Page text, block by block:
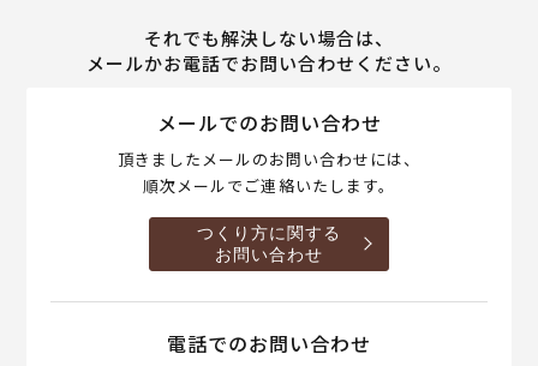
それでも解決しない場合は、
メールかお電話でお問い合わせください。
メールでのお問い合わせ
頂きましたメールのお問い合わせには、
順次メールでご連絡いたします。
つくり方に関する
お問い合わせ
電話でのお問い合わせ